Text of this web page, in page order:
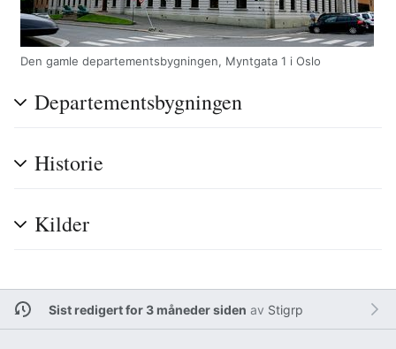
Den gamle departementsbygningen, Myntgata 1 i Oslo
Departementsbygningen
Historie
Kilder
Sist redigert for 3 måneder siden av Stigrp